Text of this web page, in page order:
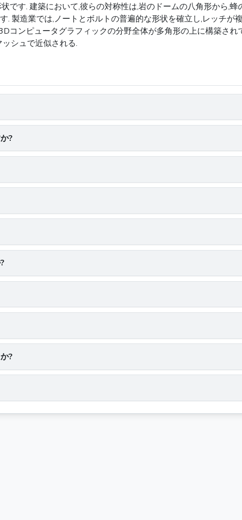
です. 建築において,彼らの対称性は,岩のドームの八角形から,
. 製造業では,ノートとボルトの普遍的な形状を確立し,レッチが
コンピュータグラフィックの分野全体が多角形の上に構築さ
シュで近似される.
?
?